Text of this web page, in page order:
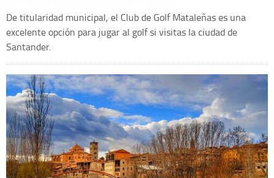
De titularidad municipal, el Club de Golf Mataleñas es una
excelente opción para jugar al golf si visitas la ciudad de
Santander.